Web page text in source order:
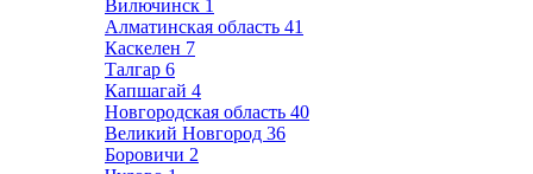
Вилючинск 1
Алматинская область 41
Каскелен 7
Талгар 6
Капшагай 4
Новгородская область 40
Великий Новгород 36
Боровичи 2